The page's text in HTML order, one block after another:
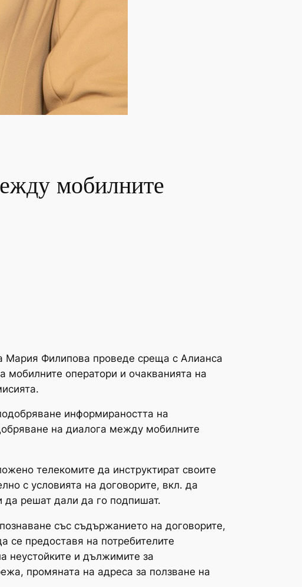
мобилните
Мария Филипова проведе среща с Алиансa
мобилните оператори и очакванията на
информираността на
на диалога между мобилните
телекомите да инструктират своите
с условията на договорите, вкл. да
да решат дали да го подпишат.
със съдържанието на договорите,
се предоставя на потребителите
неустойките и дължимите за
промяната на адреса за ползване на